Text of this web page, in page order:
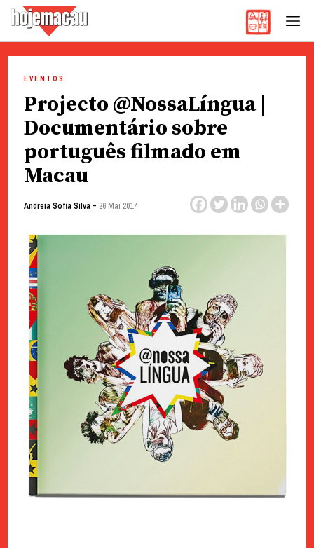
content
EVENTOS
Projecto @NossaLíngua |
Documentário sobre
português filmado em
Macau
Andreia Sofia Silva- 26 Mai 2017